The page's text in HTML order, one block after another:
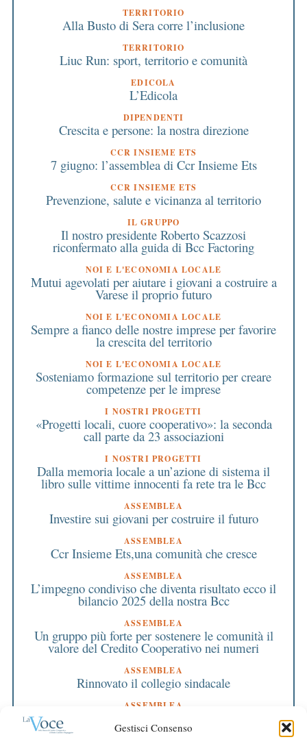
Gestisci Consenso
TERRITORIO
Alla Busto di Sera corre l’inclusione
TERRITORIO
Liuc Run: sport, territorio e comunità
EDICOLA
L’Edicola
DIPENDENTI
Crescita e persone: la nostra direzione
CCR INSIEME ETS
7 giugno: l’assemblea di Ccr Insieme Ets
CCR INSIEME ETS
Prevenzione, salute e vicinanza al territorio
IL GRUPPO
Il nostro presidente Roberto Scazzosi
riconfermato alla guida di Bcc Factoring
NOI E L'ECONOMIA LOCALE
Mutui agevolati per aiutare i giovani a costruire a
Varese il proprio futuro
NOI E L'ECONOMIA LOCALE
Sempre a fianco delle nostre imprese per favorire
la crescita del territorio
NOI E L'ECONOMIA LOCALE
Sosteniamo formazione sul territorio per creare
competenze per le imprese
I NOSTRI PROGETTI
«Progetti locali, cuore cooperativo»: la seconda
call parte da 23 associazioni
I NOSTRI PROGETTI
Dalla memoria locale a un’azione di sistema il
libro sulle vittime innocenti fa rete tra le Bcc
ASSEMBLEA
Investire sui giovani per costruire il futuro
ASSEMBLEA
Ccr Insieme Ets,una comunità che cresce
ASSEMBLEA
L’impegno condiviso che diventa risultato ecco il
bilancio 2025 della nostra Bcc
ASSEMBLEA
Un gruppo più forte per sostenere le comunità il
valore del Credito Cooperativo nei numeri
ASSEMBLEA
Rinnovato il collegio sindacale
ASSEMBLEA
Bilancio approvato all’unanimità e 2 milioni
destinati al territorio